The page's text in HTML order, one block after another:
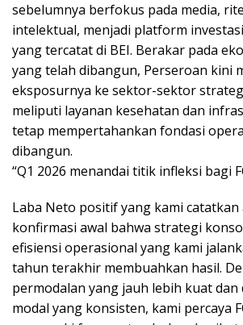
sebelumnya berfokus pada media,
intelektual, menjadi platform
yang tercatat di BEI. Berakar pada
yang telah dibangun, Perseroan kini
eksposurnya ke sektor-sektor
meliputi layanan kesehatan dan
tetap mempertahankan fondasi
dibangun.
“Q1 2026 menandai titik infleksi bagi
Laba Neto positif yang kami catatkan
konfirmasi awal bahwa strategi
efisiensi operasional yang kami
tahun terakhir membuahkan hasil.
permodalan yang jauh lebih kuat dan
modal yang konsisten, kami percaya